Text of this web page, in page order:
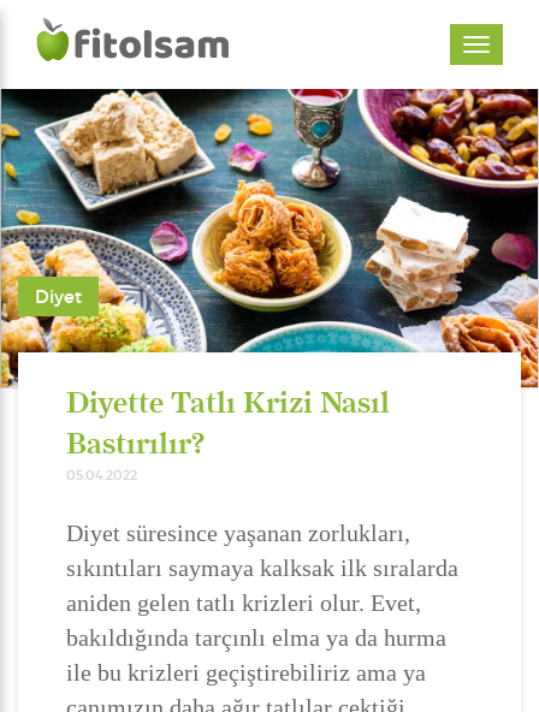
Diyet
Diyette Tatlı Krizi Nasıl
Bastırılır?
05.04.2022
Diyet süresince yaşanan zorlukları,
sıkıntıları saymaya kalksak ilk sıralarda
aniden gelen tatlı krizleri olur. Evet,
bakıldığında tarçınlı elma ya da hurma
ile bu krizleri geçiştirebiliriz ama ya